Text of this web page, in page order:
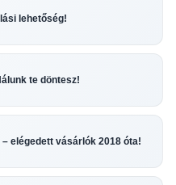
lehetőség!
te döntesz!
elégedett vásárlók 2018 óta!